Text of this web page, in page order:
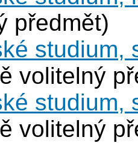
předmět)
studium,
volitelný
studium,
volitelný